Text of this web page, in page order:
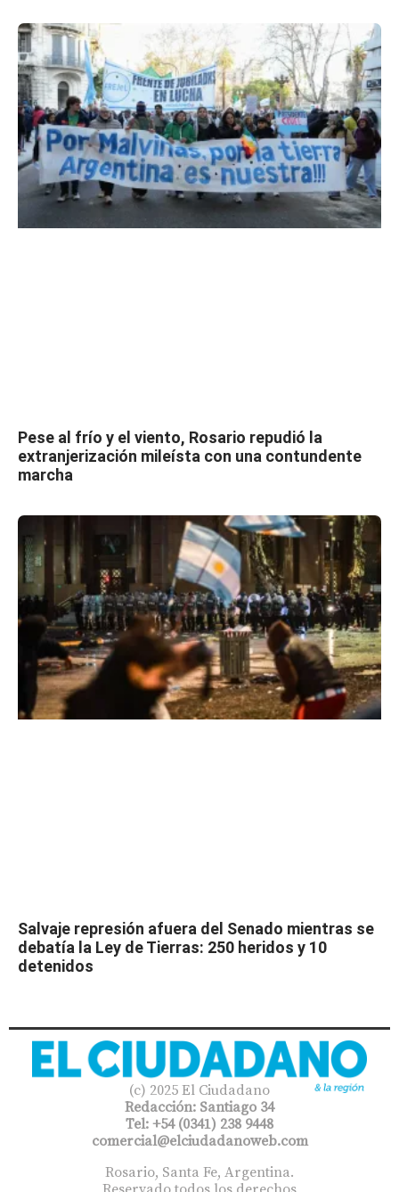
Pese al frío y el viento, Rosario repudió la
extranjerización mileísta con una contundente
marcha
Salvaje represión afuera del Senado mientras se
debatía la Ley de Tierras: 250 heridos y 10
detenidos
(c) 2025 El Ciudadano
Redacción: Santiago 34
Tel: +54 (0341) 238 9448
comercial@elciudadanoweb.com​
Rosario, Santa Fe, Argentina.